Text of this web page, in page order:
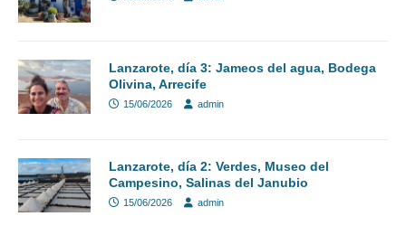
Lanzarote, día 3: Jameos del agua, Bodega
Olivina, Arrecife
15/06/2026 admin
Lanzarote, día 2: Verdes, Museo del
Campesino, Salinas del Janubio
15/06/2026 admin